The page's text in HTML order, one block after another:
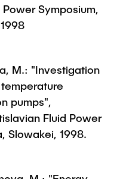
Symposium,
M.: "Investigation
pumps",
Fluid Power
Slowakei, 1998.